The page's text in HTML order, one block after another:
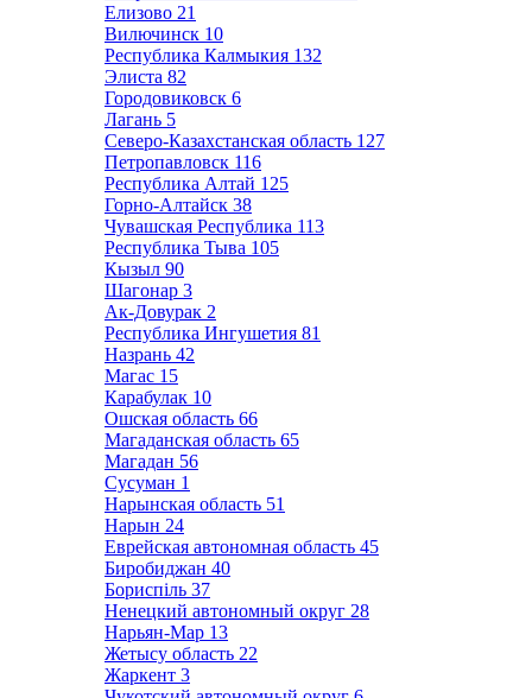
Елизово 21
Вилючинск 10
Республика Калмыкия 132
Элиста 82
Городовиковск 6
Лагань 5
Северо-Казахстанская область 127
Петропавловск 116
Республика Алтай 125
Горно-Алтайск 38
Чувашская Республика 113
Республика Тыва 105
Кызыл 90
Шагонар 3
Ак-Довурак 2
Республика Ингушетия 81
Назрань 42
Магас 15
Карабулак 10
Ошская область 66
Магаданская область 65
Магадан 56
Сусуман 1
Нарынская область 51
Нарын 24
Еврейская автономная область 45
Биробиджан 40
Бориспіль 37
Ненецкий автономный округ 28
Нарьян-Мар 13
Жетысу область 22
Жаркент 3